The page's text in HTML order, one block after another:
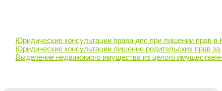
Юридические консультации права дпс при лишении прав в
Юридические консультации лишение родительских прав
Выделение недвижимого имущества из целого